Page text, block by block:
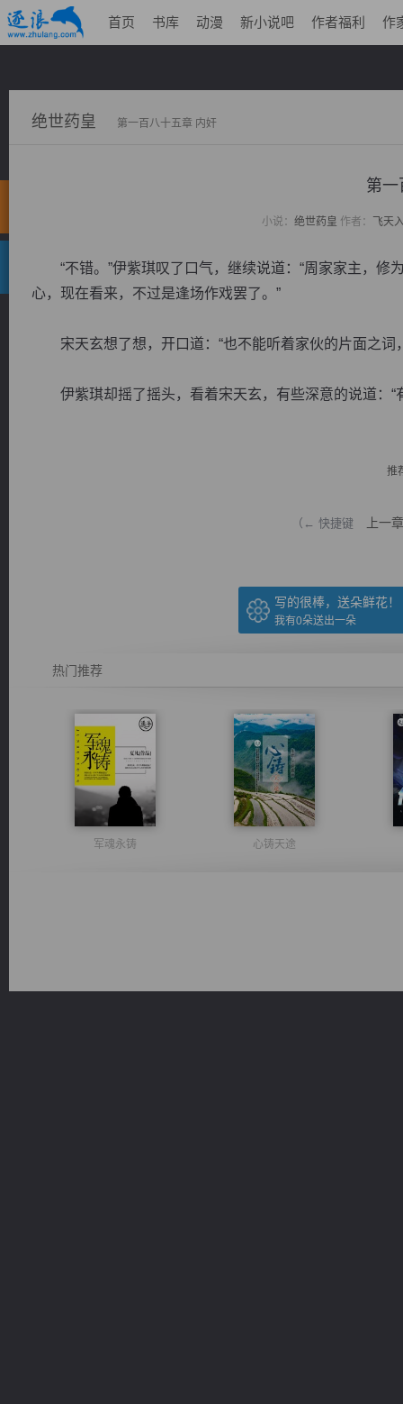
首页 书库 动漫 新小说吧 作者福利 作
绝世药皇 第一百八十五章 内奸
第一
小说： 绝世药皇 作者： 飞天
“不错。”伊紫琪叹了口气，继续说道：“周家家主，修
心，现在看来，不过是逢场作戏罢了。”
宋天玄想了想，开口道：“也不能听着家伙的片面之
伊紫琪却摇了摇头，看着宋天玄，有些深意的说道：“
推
（← 快捷键 上一章
写的很棒，送朵鲜花！
我有0朵送出一朵
热门推荐
军魂永铸 心铸天途